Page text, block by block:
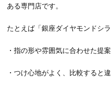
ある専門店です。
たとえば「銀座ダイヤモンドシ
・指の形や雰囲気に合わせた提
・つけ心地がよく、比較すると